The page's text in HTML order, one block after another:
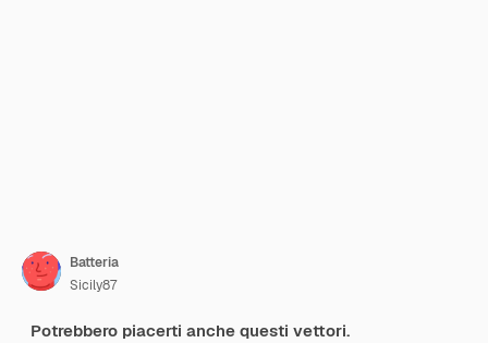
Batteria
Sicily87
Potrebbero piacerti anche questi vettori.